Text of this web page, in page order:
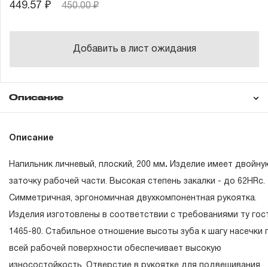
449.57 ₽ 450.00 ₽
Добавить в лист ожидания
Описание
Техническая
Описание
Напильник личневый, плоский, 200 мм. Изделие имеет
заточку рабочей части. Высокая степень закалки - до 62 HRc.
Симметричная, эргономичная двухкомпонентная рукоятка.
Изделия изготовлены в соответствии с требованиями ту
1465-80. Стабильное отношение высоты зуба к шагу насечки
всей рабочей поверхности обеспечивает высокую
Понятие «ПОЖИЗНЕННАЯ ГАРАНТИЯ».
1.1 Понятие «ПОЖИЗНЕННАЯ ГАРАНТИЯ» включает в
признание неограниченного срока поддержания
обязательств в течение всего периода эксплуатации